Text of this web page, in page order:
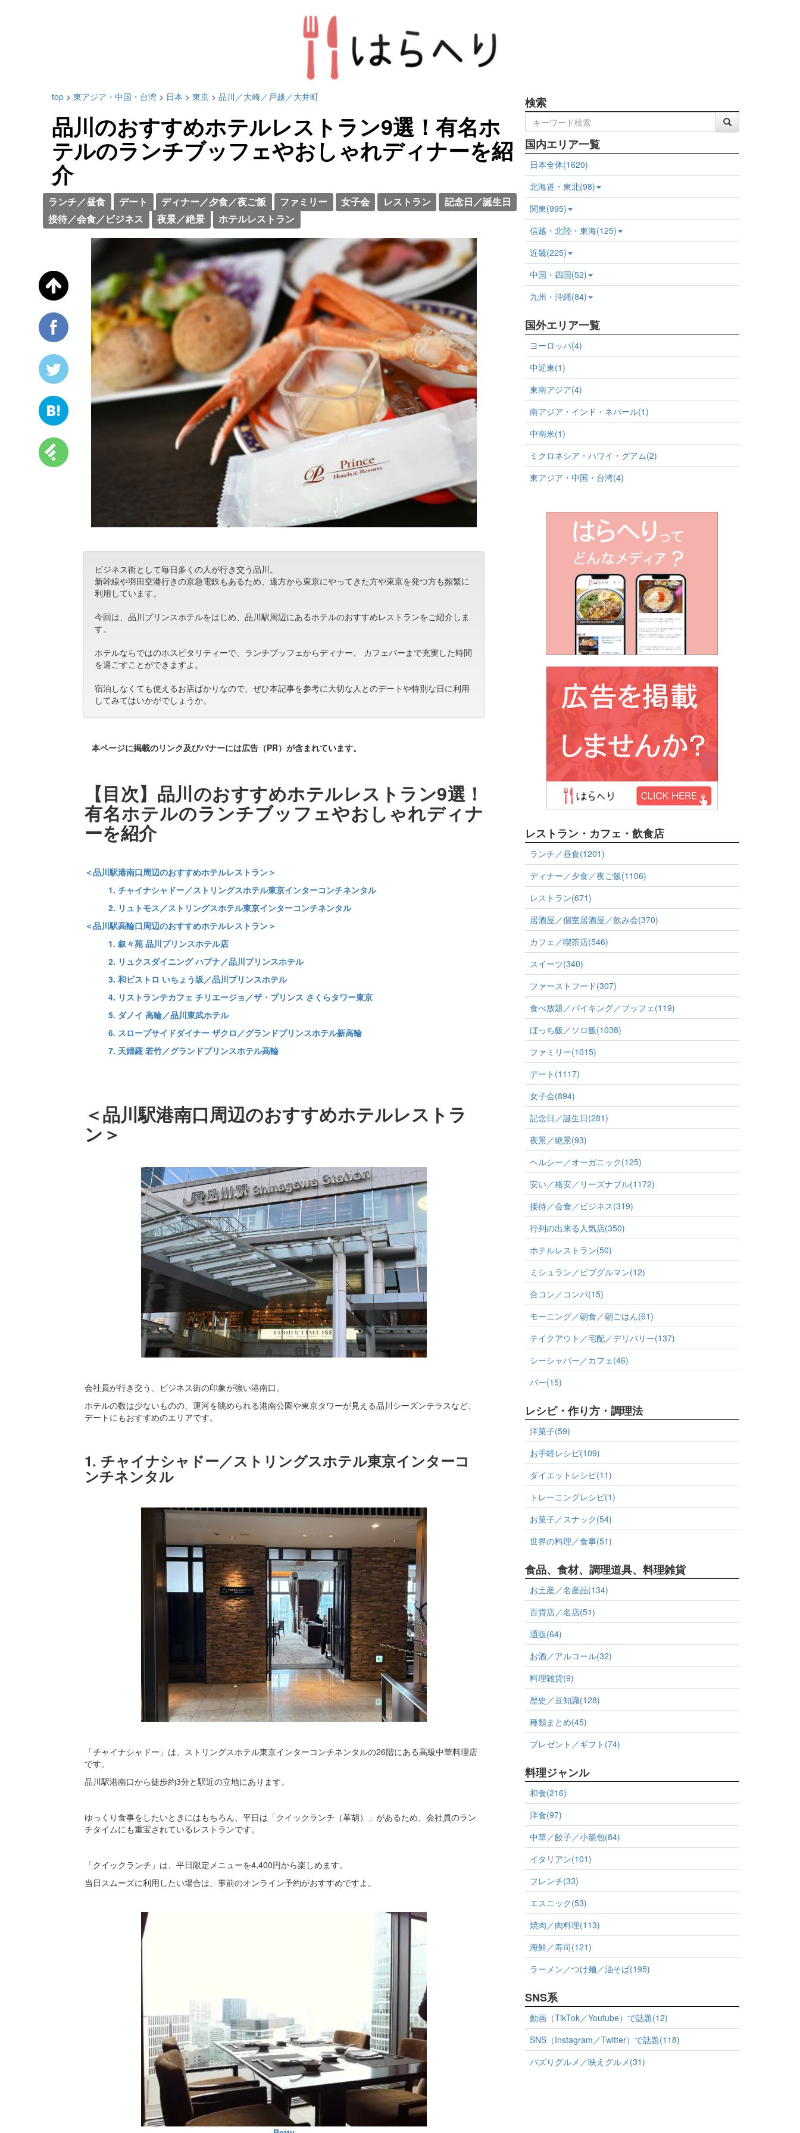
top > 東アジア・中国・台湾 > 日本 > 東京 > 品川／大崎／戸越／大井町
品川のおすすめホテルレストラン9選！有名ホ
テルのランチブッフェやおしゃれディナーを紹
介
ランチ／昼食 デート ディナー／夕食／夜ご飯 ファミリー 女子会 レストラン
記念日／誕生日
接待／会食／ビジネス
夜景／絶景 ホテルレストラン
ビジネス街として毎日多くの人が行き交う品川。
新幹線や羽田空港行きの京急電鉄もあるため、遠方から東京にやってきた方や東京を発つ方も頻繁に
利用しています。
今回は、品川プリンスホテルをはじめ、品川駅周辺にあるホテルのおすすめレストランをご紹介しま
す。
ホテルならではのホスピタリティーで、ランチブッフェからディナー、 カフェバーまで充実した時間
を過ごすことができますよ。
宿泊しなくても使えるお店ばかりなので、ぜひ本記事を参考に大切な人とのデートや特別な日に利用
してみてはいかがでしょうか。
本ページに掲載のリンク及びバナーには広告（PR）が含まれています。
【目次】品川のおすすめホテルレストラン9選！
有名ホテルのランチブッフェやおしゃれディナ
ーを紹介
＜品川駅港南口周辺のおすすめホテルレストラン＞
1. チャイナシャドー／ストリングスホテル東京インターコンチネンタル
2. リュトモス／ストリングスホテル東京インターコンチネンタル
＜品川駅高輪口周辺のおすすめホテルレストラン＞
1. 叙々苑 品川プリンスホテル店
2. リュクスダイニング ハプナ／品川プリンスホテル
3. 和ビストロ いちょう坂／品川プリンスホテル
4. リストランテカフェ チリエージョ／ザ・プリンス さくらタワー東京
5. ダノイ 高輪／品川東武ホテル
6. スロープサイドダイナー ザクロ／グランドプリンスホテル新高輪
7. 天婦羅 若竹／グランドプリンスホテル高輪
＜品川駅港南口周辺のおすすめホテルレストラ
ン＞
会社員が行き交う、ビジネス街の印象が強い港南口。
ホテルの数は少ないものの、運河を眺められる港南公園や東京タワーが見える品川シーズンテラスなど、
デートにもおすすめのエリアです。
1. チャイナシャドー／ストリングスホテル東京インターコ
ンチネンタル
「チャイナシャドー」は、ストリングスホテル東京インターコンチネンタルの26階にある高級中華料理店
です。
品川駅港南口から徒歩約3分と駅近の立地にあります。
ゆっくり食事をしたいときにはもちろん、平日は「クイックランチ（革胡）」があるため、会社員のラン
チタイムにも重宝されているレストランです。
「クイックランチ」は、平日限定メニューを4,400円から楽しめます。
当日スムーズに利用したい場合は、事前のオンライン予約がおすすめですよ。
検索
国内エリア一覧
日本全体(1620)
北海道・東北(98)
関東(995)
信越・北陸・東海(125)
近畿(225)
中国・四国(52)
九州・沖縄(84)
国外エリア一覧
ヨーロッパ(4)
中近東(1)
東南アジア(4)
南アジア・インド・ネパール(1)
中南米(1)
ミクロネシア・ハワイ・グアム(2)
東アジア・中国・台湾(4)
レストラン・カフェ・飲食店
ランチ／昼食(1201)
ディナー／夕食／夜ご飯(1106)
レストラン(671)
居酒屋／個室居酒屋／飲み会(370)
カフェ／喫茶店(546)
スイーツ(340)
ファーストフード(307)
食べ放題／バイキング／ブッフェ(119)
ぼっち飯／ソロ飯(1038)
ファミリー(1015)
デート(1117)
女子会(894)
記念日／誕生日(281)
夜景／絶景(93)
ヘルシー／オーガニック(125)
安い／格安／リーズナブル(1172)
接待／会食／ビジネス(319)
行列の出来る人気店(350)
ホテルレストラン(50)
ミシュラン／ビブグルマン(12)
合コン／コンパ(15)
モーニング／朝食／朝ごはん(61)
テイクアウト／宅配／デリバリー(137)
シーシャバー／カフェ(46)
バー(15)
レシピ・作り方・調理法
洋菓子(59)
お手軽レシピ(109)
ダイエットレシピ(11)
トレーニングレシピ(1)
お菓子／スナック(54)
世界の料理／食事(51)
食品、食材、調理道具、料理雑貨
お土産／名産品(134)
百貨店／名店(51)
通販(64)
お酒／アルコール(32)
料理雑貨(9)
歴史／豆知識(128)
種類まとめ(45)
プレゼント／ギフト(74)
料理ジャンル
和食(216)
洋食(97)
中華／餃子／小籠包(84)
イタリアン(101)
フレンチ(33)
エスニック(53)
焼肉／肉料理(113)
海鮮／寿司(121)
ラーメン／つけ麺／油そば(195)
SNS系
動画（TikTok／Youtube）で話題(12)
SNS（Instagram／Twitter）で話題(118)
バズりグルメ／映えグルメ(31)